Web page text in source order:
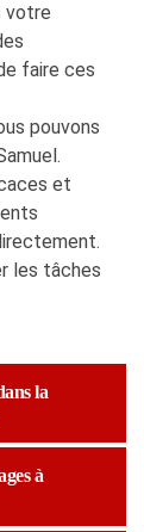
votre
faire ces
pouvons
et
les tâches
la
à